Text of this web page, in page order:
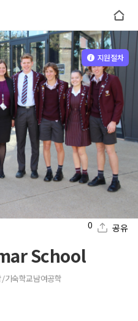
0 공유
School
기숙학교남여공학
지원절차